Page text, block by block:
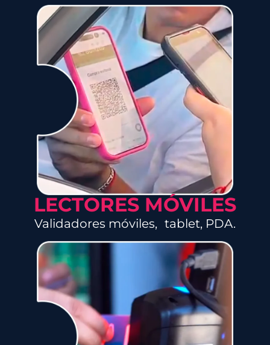
LECTORES MÓVILES
Validadores móviles, tablet, PDA.